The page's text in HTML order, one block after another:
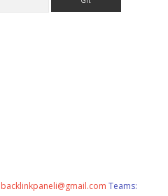
backlinkpaneli@gmail.com Teams: